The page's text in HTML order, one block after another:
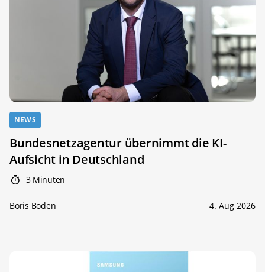
NEWS
Bundesnetzagentur übernimmt die KI-
Aufsicht in Deutschland
3 Minuten
Boris Boden 4. Aug 2026